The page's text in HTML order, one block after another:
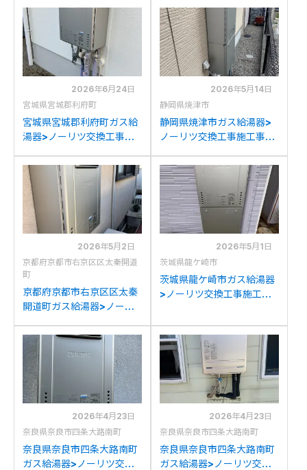
2026年6月24日
宮城県宮城郡利府町
宮城県宮城郡利府町ガス給
湯器>ノーリツ交換工事施
C2042SAWX-MBからノ
ーリツGT-C2072SAW BL
への交換
2026年5月14日
静岡県焼津市
静岡県焼津市ガス給湯器>
ノーリツ交換工事施工事
A2003SAW(A)からノー
リツGT-C2072SAW BLへ
の交換
2026年5月2日
京都府京都市右京区区太秦開道
町
京都府京都市右京区区太秦
開道町ガス給湯器>ノーリ
リツGT-2428SAWXから
ノーリツGT-C2072SAW
BLへの交換
2026年5月1日
茨城県龍ケ崎市
茨城県龍ケ崎市ガス給湯器
>ノーリツ交換工事施工事
C2052SAWX-2からノー
リツGT-C2072SAW BLへ
の交換
2026年4月23日
奈良県奈良市四条大路南町
奈良県奈良市四条大路南町
ガス給湯器>ノーリツ交換
2026年4月23日
奈良県奈良市四条大路南町
奈良県奈良市四条大路南町
ガス給湯器>ノーリツ交換